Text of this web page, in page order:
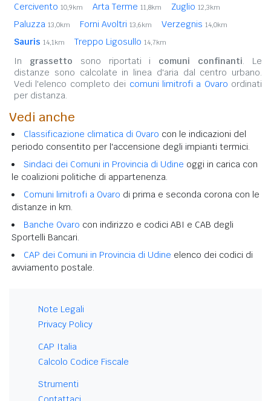
Cercivento 10,9km Arta Terme 11,8km Zuglio 12,3km
Paluzza 13,0km Forni Avoltri 13,6km Verzegnis 14,0km
Sauris 14,1km Treppo Ligosullo 14,7km
In grassetto sono riportati i comuni confinanti. Le
distanze sono calcolate in linea d'aria dal centro urbano.
Vedi l'elenco completo dei comuni limitrofi a Ovaro ordinati
per distanza.
Vedi anche
Classificazione climatica di Ovaro con le indicazioni del
periodo consentito per l'accensione degli impianti termici.
Sindaci dei Comuni in Provincia di Udine oggi in carica con
le coalizioni politiche di appartenenza.
Comuni limitrofi a Ovaro di prima e seconda corona con le
distanze in km.
Banche Ovaro con indirizzo e codici ABI e CAB degli
Sportelli Bancari.
CAP dei Comuni in Provincia di Udine elenco dei codici di
avviamento postale.
Note Legali
Privacy Policy
CAP Italia
Calcolo Codice Fiscale
Strumenti